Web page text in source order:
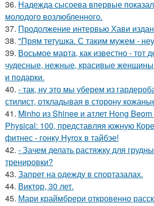
36. Надежда сысоева впервые
молодого возлюбленного.
37. Продолжение интервью Хави
38. "Прям тетушка. С таким мужем -
39. Восьмое марта, как известно - тот
чудесные, нежные, красивые
и подарки.
40. - так, ну это мы уберем из
стилист, откладывая в сторону
41. Minho из Shinee и атлет Hong
Physical: 100, представляя южную
фитнес - гонку Hyrox в тайбэе!
42. - Зачем делать растяжку для
тренировки?
43. Запрет на одежду в спортазалах.
44. Виктор, 30 лет.
45. Мари краймбрери откровенно